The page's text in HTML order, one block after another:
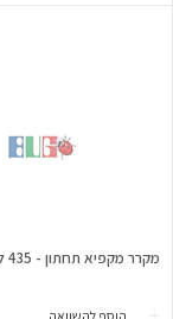
מקרר מקפיא תחתון - 435 ליטר Delo...